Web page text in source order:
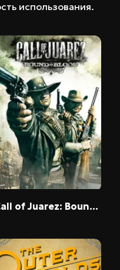
использования.
of Juarez: Bound in Blood